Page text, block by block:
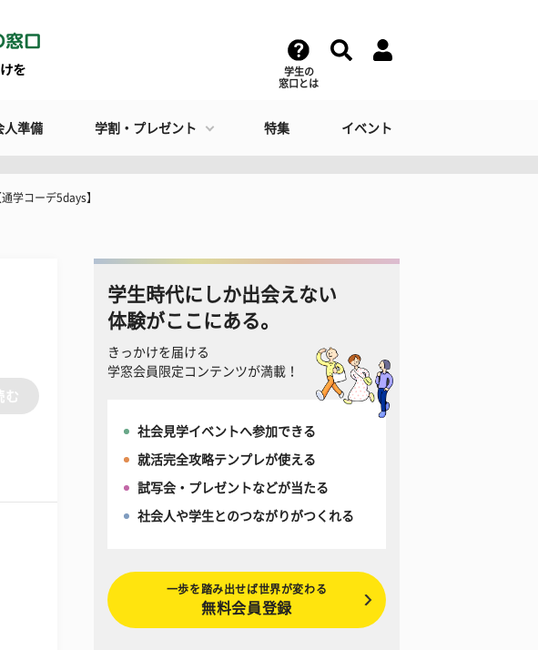
学生の
窓口とは
人準備 学割・プレゼント 特集 イベント
学コーデ5days】
む
学生時代にしか出会えない
体験がここにある。
きっかけを届ける
学窓会員限定コンテンツが満載！
社会見学イベントへ参加できる
就活完全攻略テンプレが使える
試写会・プレゼントなどが当たる
社会人や学生とのつながりがつくれる
一歩を踏み出せば世界が変わる
無料会員登録